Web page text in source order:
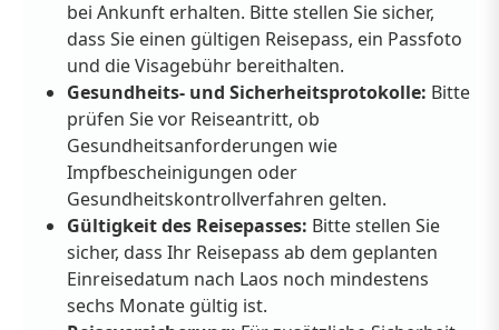
bei Ankunft erhalten. Bitte stellen Sie sicher,
dass Sie einen gültigen Reisepass, ein Passfoto
und die Visagebühr bereithalten.
Gesundheits- und Sicherheitsprotokolle: Bitte
prüfen Sie vor Reiseantritt, ob
Gesundheitsanforderungen wie
Impfbescheinigungen oder
Gesundheitskontrollverfahren gelten.
Gültigkeit des Reisepasses: Bitte stellen Sie
sicher, dass Ihr Reisepass ab dem geplanten
Einreisedatum nach Laos noch mindestens
sechs Monate gültig ist.